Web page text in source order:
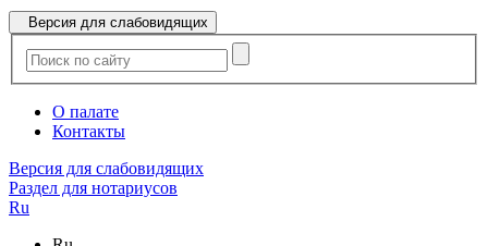
Версия для слабовидящих
О палате
Контакты
Версия для слабовидящих
Раздел для нотариусов
Ru